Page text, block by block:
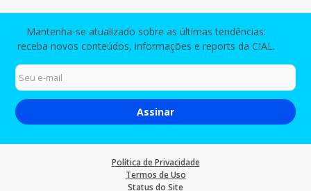
Mantenha-se atualizado sobre as últimas tendências:
receba novos conteúdos, informações e reports da CIAL.
Política de Privacidade
Termos de Uso
Status do Site